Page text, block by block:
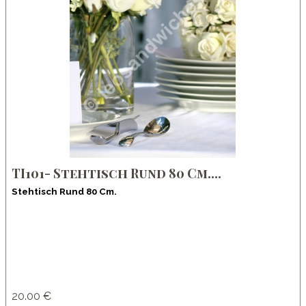
TI101- Stehtisch Rund 80 Cm....
Stehtisch Rund 80 Cm.
20.00 €